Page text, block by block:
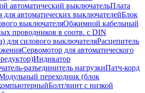
автоматический выключательПлата
для автоматических выключателейБлок
выключателяОбжимной кабельный
проводников в соотв. с DIN
для силового выключателяРасцепитель
Сервомотор для автоматического
Индикатор
разъединитель нагрузкиПатч-корд
переходник (блок
Болт/винт с низкой